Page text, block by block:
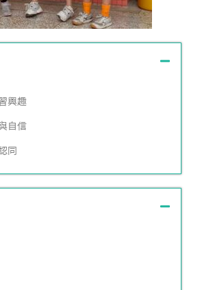
興趣
自信
同